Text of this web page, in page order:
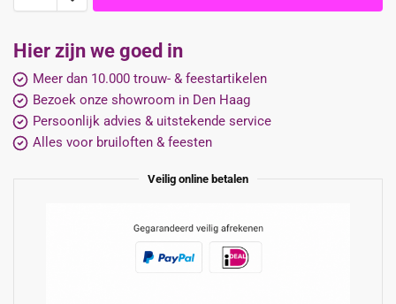
Hier zijn we goed in
Meer dan 10.000 trouw- & feestartikelen
Bezoek onze showroom in Den Haag
Persoonlijk advies & uitstekende service
Alles voor bruiloften & feesten
Veilig online betalen